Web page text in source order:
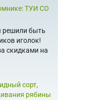
ТУИ СО
решили быть
иголок!
скидками на
сорт,
рябины